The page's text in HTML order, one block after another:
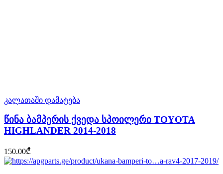
კალათაში დამატება
წინა ბამპერის ქვედა სპოილერი TOYOTA
HIGHLANDER 2014-2018
150.00₾